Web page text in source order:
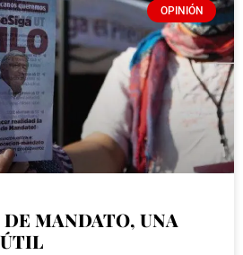
OPINIÓN
MANDATO, UNA